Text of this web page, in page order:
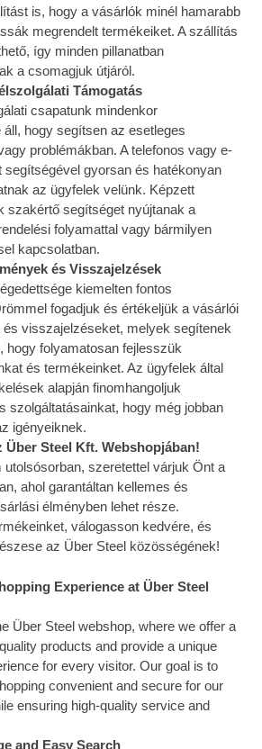
is, hogy a vásárlók minél hamarabb
megrendelt termékeiket. A szállítás
így minden pillanatban
a csomagjuk útjáról.
Támogatás
csapatunk mindenkor
áll, hogy segítsen az esetleges
problémákban. A telefonos vagy e-
segítségével gyorsan és hatékonyan
az ügyfelek velünk. Képzett
szakértő segítséget nyújtanak a
folyamattal vagy bármilyen
kapcsolatban.
és Visszajelzések
kiemelten fontos
fogadjuk és értékeljük a vásárlói
visszajelzéseket, melyek segítenek
hogy folyamatosan fejlesszük
és termékeinket. Az ügyfelek által
alapján finomhangoljuk
szolgáltatásainkat, hogy még jobban
igényeiknek.
Über Steel Kft. Webshopjában!
utolsósorban, szeretettel várjuk Önt a
ahol garantáltan kellemes és
élményben lehet része.
válogasson kedvére, és
az Über Steel közösségének!
Experience at Über Steel
Über Steel webshop, where we offer a
products and provide a unique
for every visitor. Our goal is to
convenient and secure for our
ensuring high-quality service and
and Easy Search